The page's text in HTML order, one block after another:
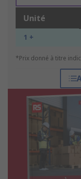
Unité
1 +
*Prix donné à titre